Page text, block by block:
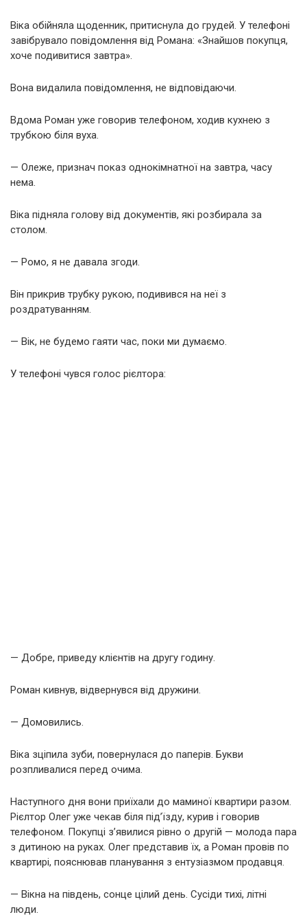
Віка обійняла щоденник, притиснула до грудей. У телефоні
завібрувало повідомлення від Романа: «Знайшов покупця,
хоче подивитися завтра».
Вона видалила повідомлення, не відповідаючи.
Вдома Роман уже говорив телефоном, ходив кухнею з
трубкою біля вуха.
— Олеже, признач показ однокімнатної на завтра, часу
нема.
Віка підняла голову від документів, які розбирала за
столом.
— Ромо, я не давала згоди.
Він прикрив трубку рукою, подивився на неї з
роздратуванням.
— Вік, не будемо гаяти час, поки ми думаємо.
У телефоні чувся голос рієлтора:
— Добре, приведу клієнтів на другу годину.
Роман кивнув, відвернувся від дружини.
— Домовились.
Віка зціпила зуби, повернулася до паперів. Букви
розпливалися перед очима.
Наступного дня вони приїхали до маминої квартири разом.
Рієлтор Олег уже чекав біля під’їзду, курив і говорив
телефоном. Покупці з’явилися рівно о другій — молода пара
з дитиною на руках. Олег представив їх, а Роман провів по
квартирі, пояснював планування з ентузіазмом продавця.
— Вікна на південь, сонце цілий день. Сусіди тихі, літні
люди.